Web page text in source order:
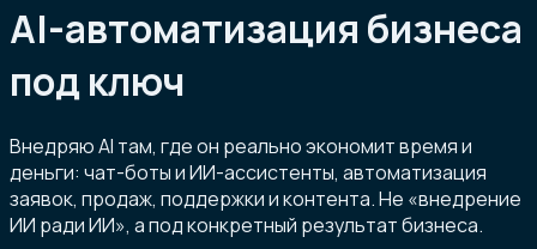
AI-автоматизация бизнеса
под ключ
Внедряю AI там, где он реально экономит время и
деньги: чат-боты и ИИ-ассистенты, автоматизация
заявок, продаж, поддержки и контента. Не «внедрение
ИИ ради ИИ», а под конкретный результат бизнеса.